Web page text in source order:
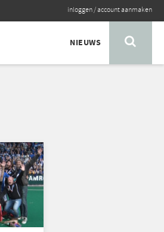
inloggen/account aanmaken
NIEUWS